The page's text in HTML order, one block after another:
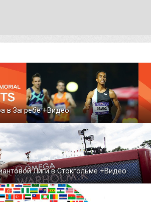
в Загребе +Видео
Лиги в Стокгольме +Видео